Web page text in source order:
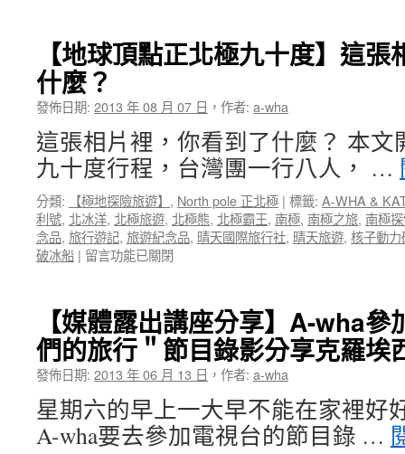
100
愛
羅
埃
西
亞〉
露
出
分
享】
A-
wha
加
東
森
我
們
的
旅
行
＂
節
【地球頂點正北極九十度】這
什麼？
發佈日期: 2013 年 08 月 07 日 ， 作者: a-wha
這張相片裡，你看到了什麼？ 本文
九十度行程，台灣團一行八人， …
分類: 【極地探險旅遊】 , North pole 正北極 | 標籤: A-WHA &
利號, 北冰洋, 北極旅遊, 北極熊, 北極霸王, 南極, 南極之旅, 南極
念品, 旅行遊記, 旅遊紀念品, 晴天國際旅行社, 晴天旅遊, 核子動
破冰船 | 在
頂
點
正
北
極
九
十
度】
留言功能已關閉
【媒體露出講座分享】A-wha
們的旅行＂節目錄影分享克羅埃
發佈日期: 2013 年 06 月 13 日 ， 作者: a-wha
星期六的早上一大早不能在家裡好
A-wha要去參加電視台的節目錄 …